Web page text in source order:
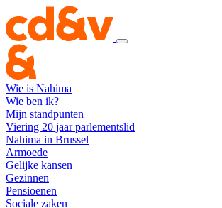
Wie is Nahima
Wie ben ik?
Mijn standpunten
Viering 20 jaar parlementslid
Nahima in Brussel
Armoede
Gelijke kansen
Gezinnen
Pensioenen
Sociale zaken